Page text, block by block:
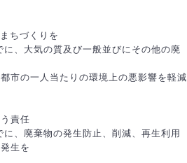
ちづくりを
、大気の質及び一般並びにその他の廃
市の一人当たりの環境上の悪影響を軽減
責任
、廃棄物の発生防止、削減、再生利用
生を